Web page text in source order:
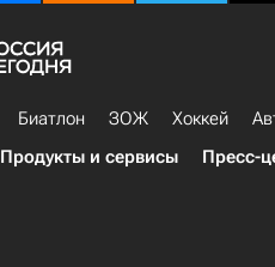
Биатлон ЗОЖ Хоккей
Продукты и сервисы Пресс-